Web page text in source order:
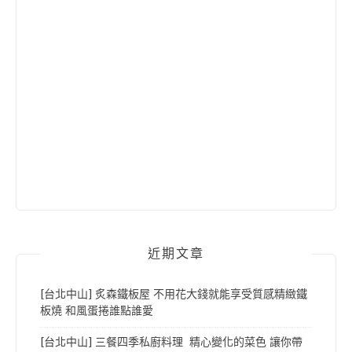
近期文章
[台北中山] 炙森鐵板屋 不用花大錢就能享受質感精緻鐵
板燒 和風蛋捲誰點誰愛
[台北中山] 三餐四季私廚料理 精心變化的菜色 讓你帶